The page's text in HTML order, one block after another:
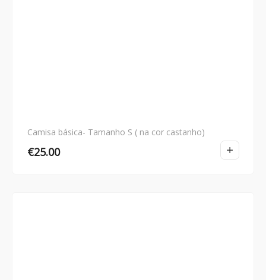
Camisa básica- Tamanho S ( na cor castanho)
€25.00